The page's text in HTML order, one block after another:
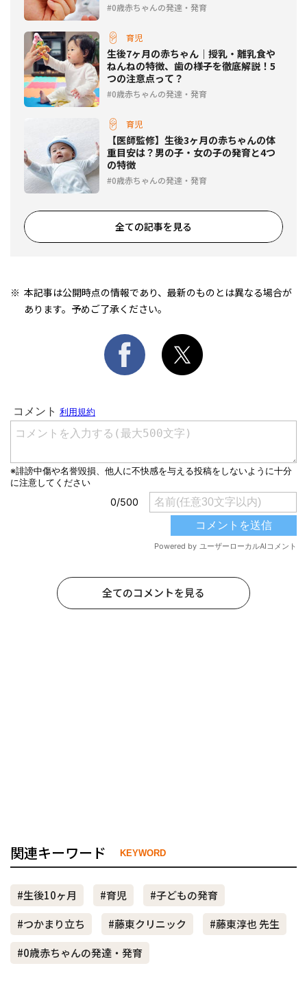
0歳赤ちゃんの発達・発育
育児
生後7ヶ月の赤ちゃん｜授乳・離乳食や
ねんねの特徴、歯の様子を徹底解説！5
つの注意点って？
0歳赤ちゃんの発達・発育
育児
【医師監修】生後3ヶ月の赤ちゃんの体
重目安は？男の子・女の子の発育と4つ
の特徴
0歳赤ちゃんの発達・発育
全ての記事を見る
本記事は公開時点の情報であり、最新のものとは異なる場合が
あります。予めご了承ください。
全てのコメントを見る
関連キーワード KEYWORD
#生後10ヶ月 #育児
#子どもの発育
#つかまり立ち
#藤東クリニック
#藤東淳也 先生
#0歳赤ちゃんの発達・発育